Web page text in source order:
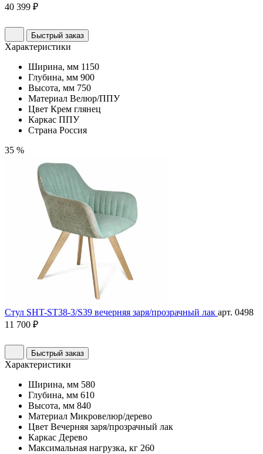
40 399 ₽
Быстрый заказ
Характеристики
Ширина, мм 1150
Глубина, мм 900
Высота, мм 750
Материал Велюр/ППУ
Цвет Крем глянец
Каркас ППУ
Страна Россия
35 %
Стул SHT-ST38-3/S39 вечерняя заря/прозрачный лак арт. 0498
11 700 ₽
Быстрый заказ
Характеристики
Ширина, мм 580
Глубина, мм 610
Высота, мм 840
Материал Микровелюр/дерево
Цвет Вечерняя заря/прозрачный лак
Каркас Дерево
Максимальная нагрузка, кг 260